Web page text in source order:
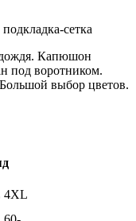
сетка
дождя. Капюшон
под воротником.
выбор цветов.
4XL